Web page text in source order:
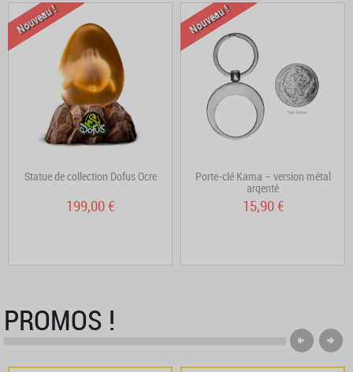
Nouveau !
Statue de collection Dofus Ocre
199,00 €
Nouveau !
Porte-clé Kama – version métal
argenté
15,90 €
PROMOS !